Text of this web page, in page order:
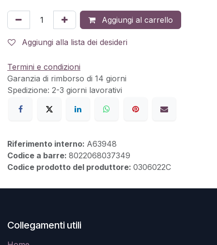
Aggiungi al carrello
Aggiungi alla lista dei desideri
Termini e condizioni
Garanzia di rimborso di 14 giorni
Spedizione: 2-3 giorni lavorativi
Riferimento interno: A63948
Codice a barre: 8022068037349
Codice prodotto del produttore: 0306022C
Collegamenti utili